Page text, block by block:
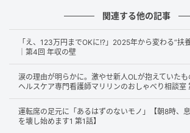
労災保険は、会社に雇用されている
象です。正社員はもちろん、パートや
遣社員も含まれます。派遣社員の方
で加入しています。
業務委託で働くフリーランスの方は、
関連する他の記事
「え、123万円までOKに!?」2025年から変わる“扶
｜第4回 年収の壁
涙の理由が明らかに。激やせ新人OLが抱えていた
ヘルスケア専門看護師マリリンのおしゃべり相談室
運転席の足元に「あるはずのないモノ」【朝8時、
を壊し始めます1 第1話】